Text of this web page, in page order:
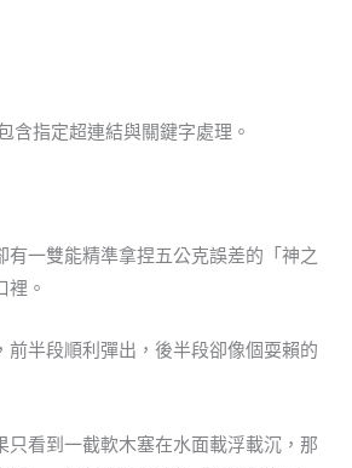
指定超連結與關鍵字處理。
一雙能精準拿捏五公克誤差的「神之
。
半段順利彈出，後半段卻像個耍賴的
看到一截軟木塞在水面載浮載沉，那